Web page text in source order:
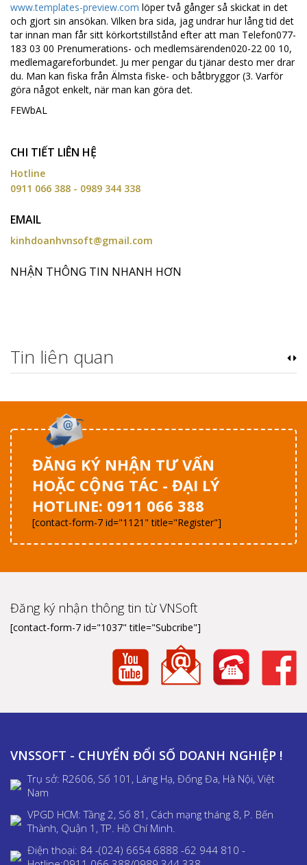
www.templates-preview.com löper två gånger så skickat in det
och gjort sin ansökan. Vilken bra sida, jag undrar hur lång tid det
tar innan man får sitt körkortstillstånd efter att man Telefon077-
183 03 00 Prenumerations- och medlemsärenden020-22 00 10,
medlemagareforbundet. Ju mer pengar du tjänar desto mer drar
du. Man kan fiska från Älmsta fiske- och båtbryggor (3. Varför
göra något enkelt, när man kan göra det.
FEWbAL
CHI TIẾT LIÊN HỆ
Hotline
0911 066 388 - 0989 344 338
EMAIL
kinhdoanhvnsoft@gmail.com
NHẬN THÔNG TIN NHANH HƠN
Tin liên quan
ĐĂNG KÝ NHẬN TƯ VẤN
HOẶC CỘNG TÁC - ĐẠI LÝ
HOTLINE: 0911 066 388
[contact-form-7 id="1121" title="Register"]
Đăng ký nhận thông tin từ VNSoft
[contact-form-7 id="1037" title="Subcribe"]
VNSSOFT - CHUYỂN ĐỔI SỐ DOANH NGHIỆP !
Trụ sở: R2606, Số 101, Láng Hạ, Đống Đa, Hà Nội, Việt
Nam
VPGD HCM: Tầng 2, Số 81, Cách mạng tháng 8, P. Bến
Thành, Quận 1, TP. Hồ Chí Minh.
Điện thoại: 84 -(024) 6654 6888 -62 944 810 -